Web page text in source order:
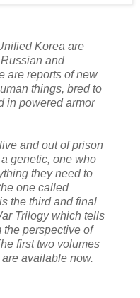
Korea are
and
are reports of new
things, bred to
in powered armor
and out of prison
genetic, one who
they need to
one called
the third and final
Trilogy which tells
the perspective of
first two volumes
available now.